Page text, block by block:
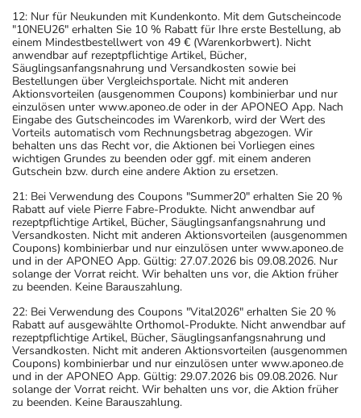
12: Nur für Neukunden mit Kundenkonto. Mit dem Gutscheincode
"10NEU26" erhalten Sie 10 % Rabatt für Ihre erste Bestellung, ab
einem Mindestbestellwert von 49 € (Warenkorbwert). Nicht
anwendbar auf rezeptpflichtige Artikel, Bücher,
Säuglingsanfangsnahrung und Versandkosten sowie bei
Bestellungen über Vergleichsportale. Nicht mit anderen
Aktionsvorteilen (ausgenommen Coupons) kombinierbar und nur
einzulösen unter www.aponeo.de oder in der APONEO App. Nach
Eingabe des Gutscheincodes im Warenkorb, wird der Wert des
Vorteils automatisch vom Rechnungsbetrag abgezogen. Wir
behalten uns das Recht vor, die Aktionen bei Vorliegen eines
wichtigen Grundes zu beenden oder ggf. mit einem anderen
Gutschein bzw. durch eine andere Aktion zu ersetzen.
21: Bei Verwendung des Coupons "Summer20" erhalten Sie 20 %
Rabatt auf viele Pierre Fabre-Produkte. Nicht anwendbar auf
rezeptpflichtige Artikel, Bücher, Säuglingsanfangsnahrung und
Versandkosten. Nicht mit anderen Aktionsvorteilen (ausgenommen
Coupons) kombinierbar und nur einzulösen unter www.aponeo.de
und in der APONEO App. Gültig: 27.07.2026 bis 09.08.2026. Nur
solange der Vorrat reicht. Wir behalten uns vor, die Aktion früher
zu beenden. Keine Barauszahlung.
22: Bei Verwendung des Coupons "Vital2026" erhalten Sie 20 %
Rabatt auf ausgewählte Orthomol-Produkte. Nicht anwendbar auf
rezeptpflichtige Artikel, Bücher, Säuglingsanfangsnahrung und
Versandkosten. Nicht mit anderen Aktionsvorteilen (ausgenommen
Coupons) kombinierbar und nur einzulösen unter www.aponeo.de
und in der APONEO App. Gültig: 29.07.2026 bis 09.08.2026. Nur
solange der Vorrat reicht. Wir behalten uns vor, die Aktion früher
zu beenden. Keine Barauszahlung.